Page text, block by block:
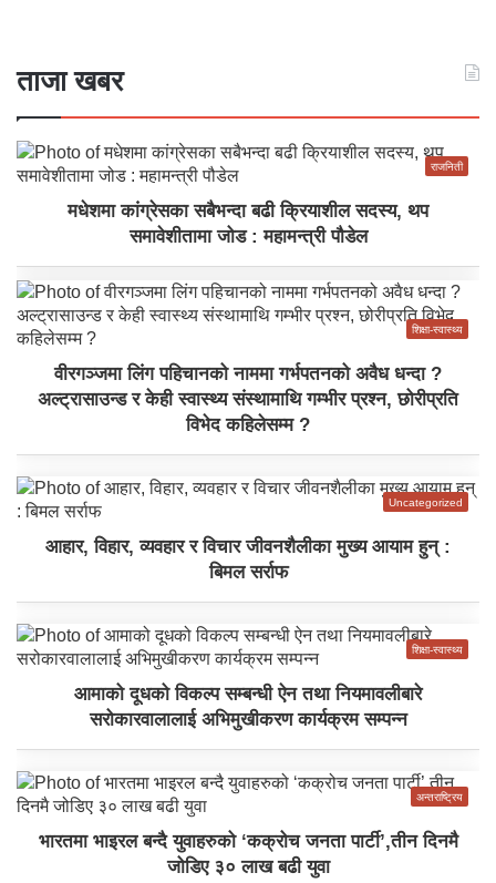
ताजा खबर
राजनिती
मधेशमा कांग्रेसका सबैभन्दा बढी क्रियाशील सदस्य, थप
समावेशीतामा जोड : महामन्त्री पौडेल
शिक्षा-स्वास्थ्य
वीरगञ्जमा लिंग पहिचानको नाममा गर्भपतनको अवैध धन्दा ?
अल्ट्रासाउन्ड र केही स्वास्थ्य संस्थामाथि गम्भीर प्रश्न, छोरीप्रति
विभेद कहिलेसम्म ?
Uncategorized
आहार, विहार, व्यवहार र विचार जीवनशैलीका मुख्य आयाम हुन् :
बिमल सर्राफ
शिक्षा-स्वास्थ्य
आमाको दूधको विकल्प सम्बन्धी ऐन तथा नियमावलीबारे
सरोकारवालालाई अभिमुखीकरण कार्यक्रम सम्पन्न
अन्तराष्ट्रिय
भारतमा भाइरल बन्दै युवाहरुको ‘कक्रोच जनता पार्टी’,तीन दिनमै
जोडिए ३० लाख बढी युवा